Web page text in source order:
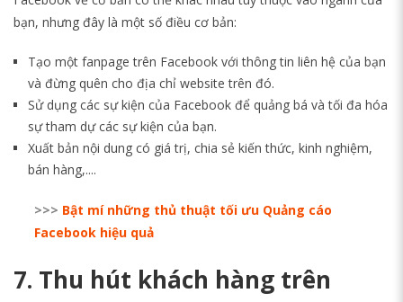
bạn, nhưng đây là một số điều cơ bản:
Tạo một fanpage trên Facebook với thông tin liên hệ của bạn
và đừng quên cho địa chỉ website trên đó.
Sử dụng các sự kiện của Facebook để quảng bá và tối đa hóa
sự tham dự các sự kiện của bạn.
Xuất bản nội dung có giá trị, chia sẻ kiến thức, kinh nghiệm,
bán hàng,....
>>> Bật mí những thủ thuật tối ưu Quảng cáo
Facebook hiệu quả
7. Thu hút khách hàng trên